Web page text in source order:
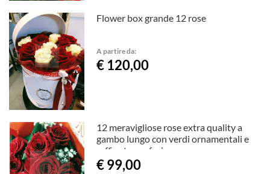
Flower box grande 12 rose
A partire da:
€ 120,00
12 meravigliose rose extra quality a
gambo lungo con verdi ornamentali e
raffinata confezione.
€ 99,00